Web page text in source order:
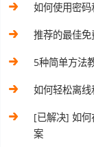
如何使用密码
推荐的最佳
5种简单方法
如何轻松离
[已解决] 如何
案